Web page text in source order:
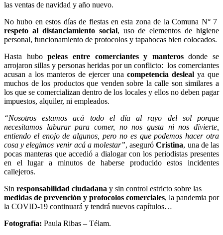
las ventas de navidad y año nuevo.
No hubo en estos días de fiestas en esta zona de la Comuna N° 7
respeto al distanciamiento social, uso de elementos de higiene
personal, funcionamiento de protocolos y tapabocas bien colocados.
Hasta hubopeleas entre comerciantes y manterosdonde se
arrojaron sillas y personas heridas por un conflicto: los comerciantes
acusan a los manteros de ejercer una competencia desleal ya que
muchos de los productos que venden sobre la calle son similares a
los que se comercializan dentro de los locales y ellos no deben pagar
impuestos, alquiler, ni empleados.
“Nosotros estamos acá todo el día al rayo del sol porque
necesitamos laburar para comer, no nos gusta ni nos divierte,
entiendo el enojo de algunos, pero no es que podemos hacer otra
cosa y elegimos venir acá a molestar”, aseguróCristina, una de las
pocas manteras que accedió a dialogar con los periodistas presentes
en el lugar a minutos de haberse producido estos incidentes
callejeros.
Sin responsabilidad ciudadana y sin control estricto sobre las
medidas de prevención y protocolos comerciales, la pandemia por
la COVID-19 continuará y tendrá nuevos capítulos…
Fotografía: Paula Ribas – Télam.